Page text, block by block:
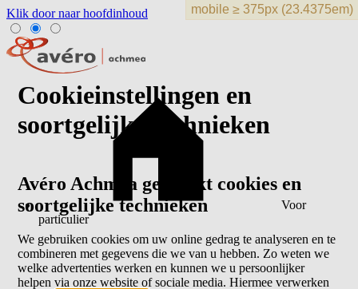
Klik door naar hoofdinhoud
Voor
particulier
Cookieinstellingen en
soortgelijke technieken
Avéro Achmea gebruikt cookies en
soortgelijke technieken
We gebruiken cookies om uw online gedrag te analyseren en te
combineren met gegevens die we van u hebben. Zo weten we
welke advertenties werken en kunnen we u persoonlijker
helpen via onze website of sociale media. Hiermee verwerken